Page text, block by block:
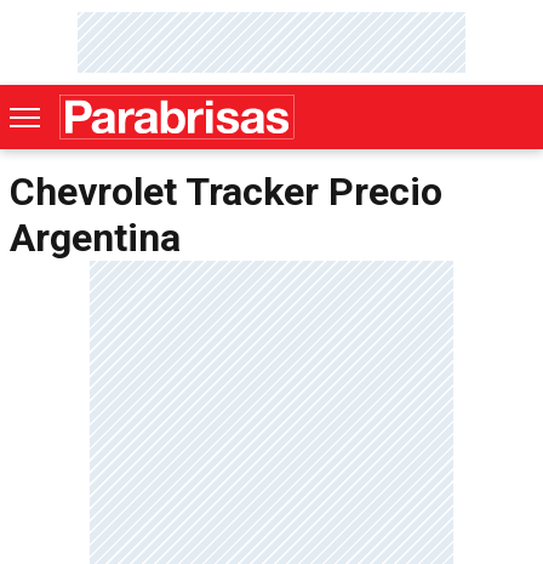
Chevrolet Tracker Precio
Argentina